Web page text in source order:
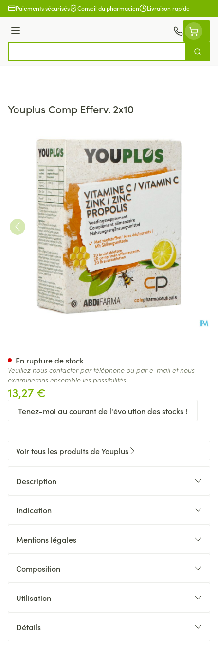
Aller au contenu
Paiements sécurisés Conseil du pharmacien Livraison rapide
Menu
Rechercher
Youplus Comp Efferv. 2x10
13,27 €
Tenez-moi au courant de l'évolution des stocks !
En rupture de stock
Veuillez nous contacter par téléphone ou par e-mail et nous
examinerons ensemble les possibilités.
Voir tous les produits de Youplus
Description
Indication
Mentions légales
Composition
Utilisation
Détails